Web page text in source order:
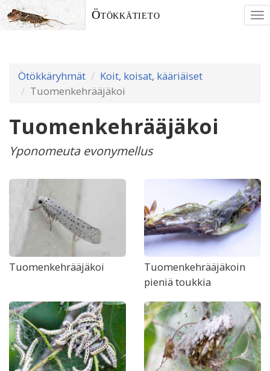
Ötökkätieto
Ötökkäryhmät
Koit, koisat, kääriäiset
Tuomenkehrääjäkoi
Tuomenkehrääjäkoi
Yponomeuta evonymellus
Tuomenkehrääjäkoi
Tuomenkehrääjäkoin
pieniä toukkia